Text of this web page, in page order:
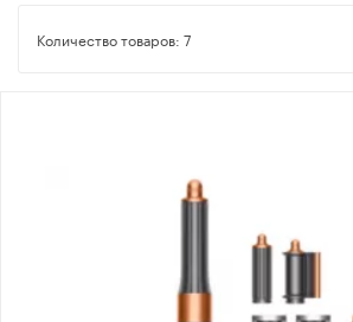
Количество товаров: 7